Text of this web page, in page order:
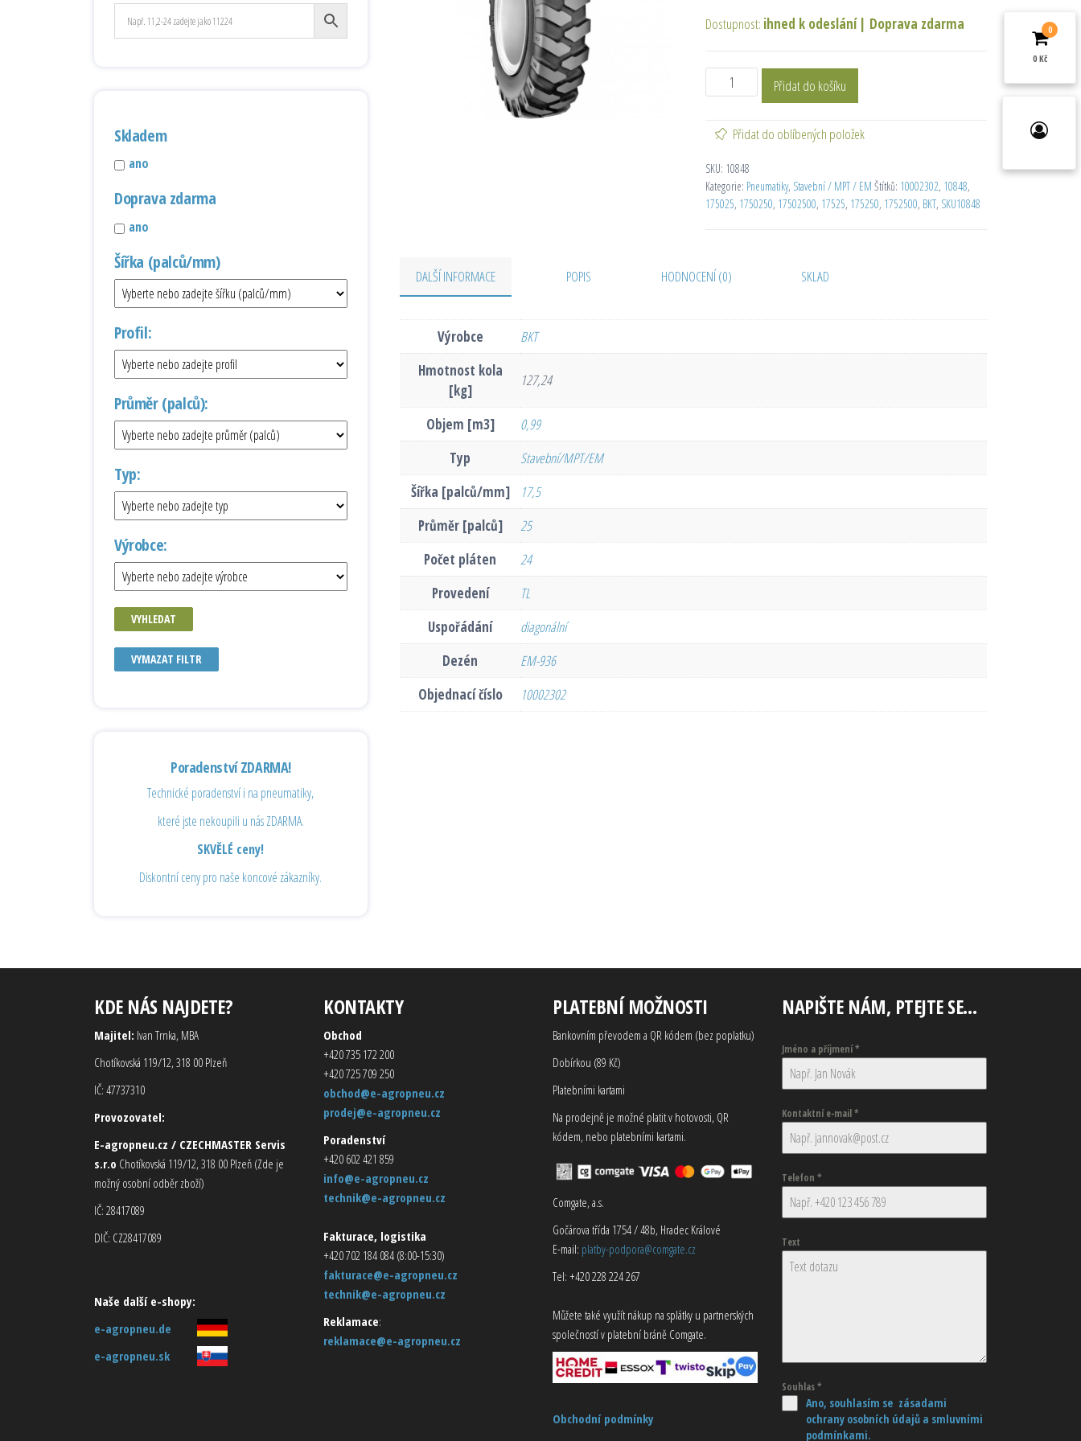
Dostupnost: ihned k odeslání | Doprava zdarma
Přidat do košíku
Přidat do oblíbených položek
SKU: 10848
Kategorie: Pneumatiky, Stavební / MPT / EM Štítků: 10002302, 10848,
175025, 1750250, 17502500, 17525, 175250, 1752500, BKT, SKU10848
DALŠÍ INFORMACE POPIS HODNOCENÍ (0) SKLAD
Výrobce
BKT
Hmotnost kola
[kg]
127,24
Objem [m3]
0,99
Typ
Stavební/MPT/EM
Šířka [palců/mm]
17,5
Průměr [palců]
25
Počet pláten
24
Provedení
TL
Uspořádání
diagonální
Dezén
EM-936
Objednací číslo
10002302
Skladem
ano
Doprava zdarma
ano
Šířka (palců/mm)
Profil:
Průměr (palců):
Typ:
Výrobce:
VYHLEDAT
VYMAZAT FILTR
Poradenství ZDARMA!
Technické poradenství i na pneumatiky,
které jste nekoupili u nás ZDARMA.
SKVĚLÉ ceny!
Diskontní ceny pro naše koncové zákazníky.
KDE NÁS NAJDETE?
Majitel: Ivan Trnka, MBA
Chotíkovská 119/12, 318 00 Plzeň
IČ: 47737310
Provozovatel:
E-agropneu.cz / CZECHMASTER Servis
s.r.o Chotíkovská 119/12, 318 00 Plzeň (Zde je
možný osobní odběr zboží)
IČ: 28417089
DIČ: CZ28417089
Naše další e-shopy:
e-agropneu.de
e-agropneu.sk
KONTAKTY
Obchod
+420 735 172 200
+420 725 709 250
obchod@e-agropneu.cz
prodej@e-agropneu.cz
Poradenství
+420 602 421 859
info@e-agropneu.cz
technik@e-agropneu.cz
Fakturace, logistika
+420 702 184 084 (8:00-15:30)
fakturace@e-agropneu.cz
technik@e-agropneu.cz
Reklamace:
reklamace@e-agropneu.cz
PLATEBNÍ MOŽNOSTI
Bankovním převodem a QR kódem (bez poplatku)
Dobírkou (89 Kč)
Platebními kartami
Na prodejně je možné platit v hotovosti, QR
kódem, nebo platebními kartami.
Comgate, a.s.
Gočárova třída 1754 / 48b, Hradec Králové
E-mail: platby-podpora@comgate.cz
Tel: +420 228 224 267
Můžete také využít nákup na splátky u partnerských
společností v platební bráně Comgate.
Obchodní podmínky
NAPIŠTE NÁM, PTEJTE SE…
Jméno a příjmení*
Kontaktní e-mail*
Telefon *
Text
Souhlas*
Ano, souhlasím se zásadami
ochrany osobních údajů a smluvními
podmínkami.
0
0 Kč